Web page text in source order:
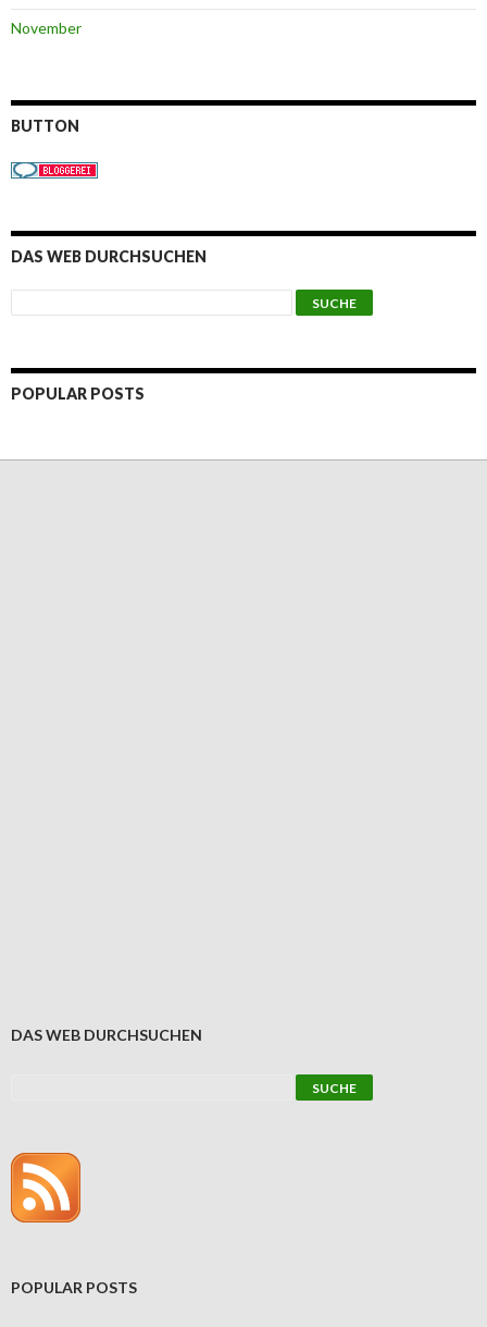
November
BUTTON
DAS WEB DURCHSUCHEN
POPULAR POSTS
DAS WEB DURCHSUCHEN
POPULAR POSTS